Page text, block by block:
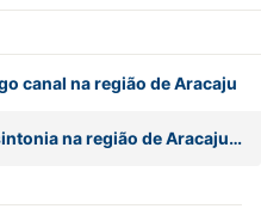
canal na região de Aracaju
Xodó FM anuncia mudança de sintonia na região de Aracaju. Estação terá aumento de porte técnico